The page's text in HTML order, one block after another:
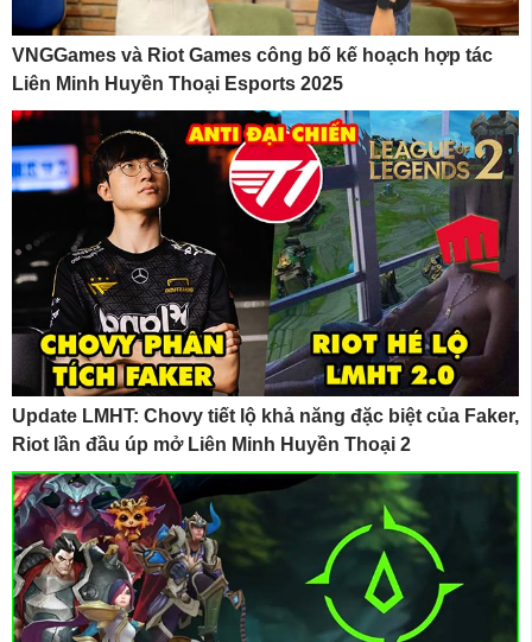
VNGGames và Riot Games công bố kế hoạch hợp tác
Liên Minh Huyền Thoại Esports 2025
Update LMHT: Chovy tiết lộ khả năng đặc biệt của Faker,
Riot lần đầu úp mở Liên Minh Huyền Thoại 2